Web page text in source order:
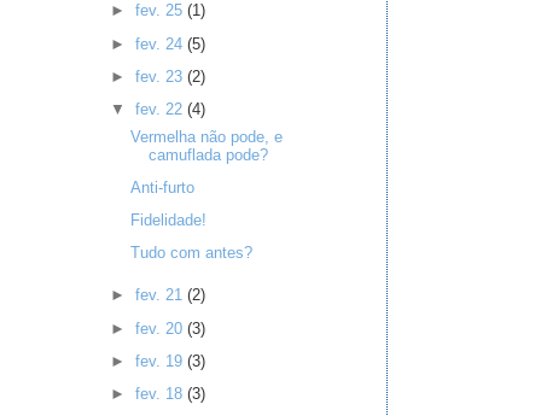
► fev. 25 (1)
► fev. 24 (5)
► fev. 23 (2)
▼ fev. 22 (4)
Vermelha não pode, e
camuflada pode?
Anti-furto
Fidelidade!
Tudo com antes?
► fev. 21 (2)
► fev. 20 (3)
► fev. 19 (3)
► fev. 18 (3)